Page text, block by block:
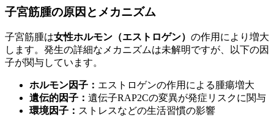
子宮筋腫の原因とメカニズム
子宮筋腫は女性ホルモン（エストロゲン） の作用により増大
します。発生の詳細なメカニズムは未解明ですが、以下の因
子が関与しています。
ホルモン因子： エストロゲンの作用による腫瘍増大
遺伝的因子： 遺伝子RAP2Cの変異が発症リスクに関与
環境因子： ストレスなどの生活習慣の影響